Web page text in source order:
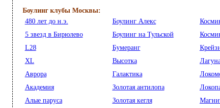
Боулинг клубы Москвы:
480 лет до н.э.
Боулинг Алекс
5 звезд в Бирюлево
Боулинг на Тульской
L28
Бумеранг
XL
Высотка
Аврора
Галактика
Академия
Золотая антилопа
Алые паруса
Золотая кегля